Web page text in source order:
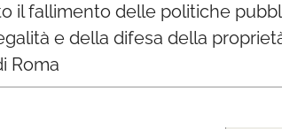
il fallimento delle politiche
e della difesa della
Roma